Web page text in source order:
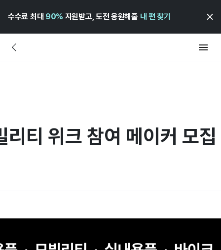
수수료 최대 90% 지원받고, 도전 응원해줄 내 편 찾기
리티 위크 참여 메이커 모